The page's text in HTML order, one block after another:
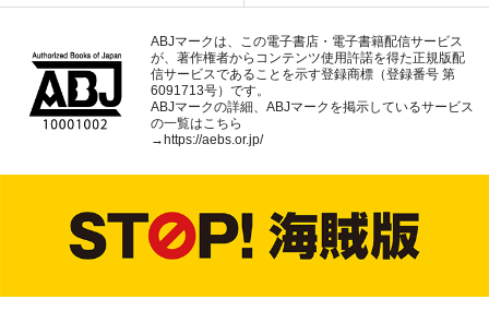
ABJマークは、この電子書店・電子書籍配信サービス
が、著作権者からコンテンツ使用許諾を得た正規版配
信サービスであることを示す登録商標（登録番号 第
6091713号）です。
ABJマークの詳細、ABJマークを掲示しているサービス
の一覧はこちら
→ https://aebs.or.jp/